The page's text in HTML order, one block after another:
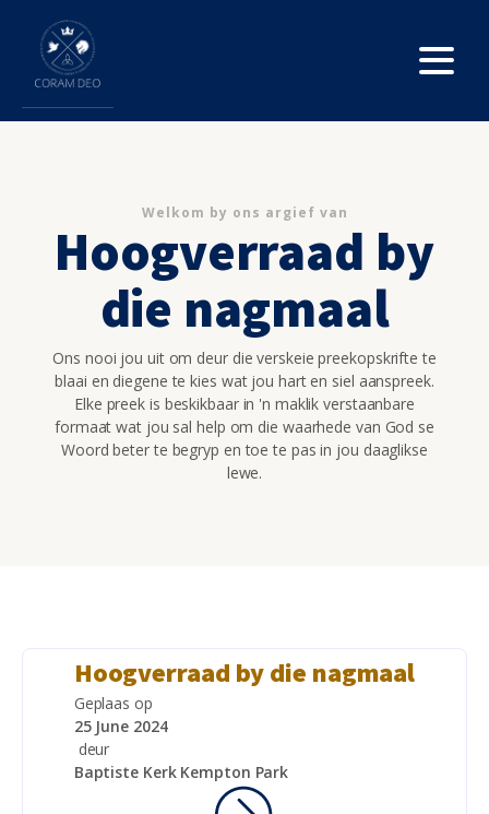
Welkom by ons argief van
Hoogverraad by
die nagmaal
Ons nooi jou uit om deur die verskeie preekopskrifte te
blaai en diegene te kies wat jou hart en siel aanspreek.
Elke preek is beskikbaar in 'n maklik verstaanbare
formaat wat jou sal help om die waarhede van God se
Woord beter te begryp en toe te pas in jou daaglikse
lewe.
Hoogverraad by die nagmaal
Geplaas op
25 June 2024
deur
Baptiste Kerk Kempton Park